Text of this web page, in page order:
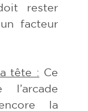
rester
facteur
tête : Ce
la